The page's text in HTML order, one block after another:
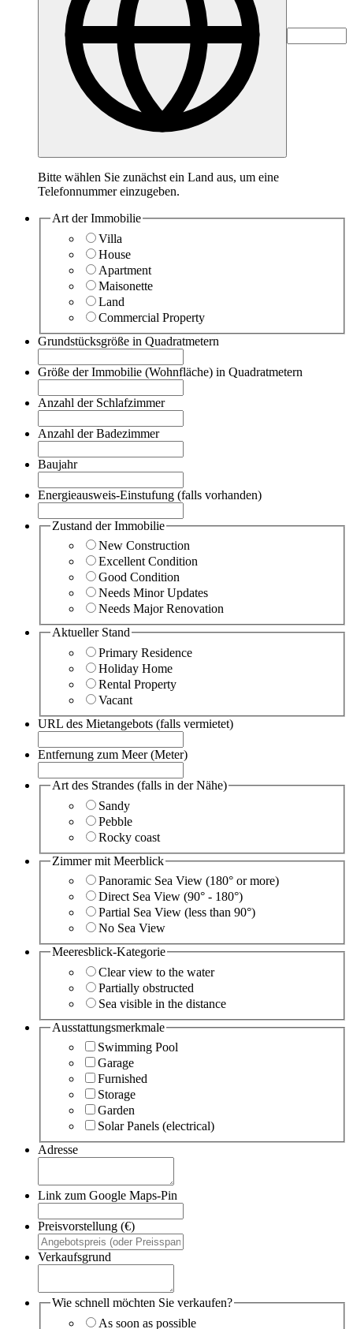
Bitte wählen Sie zunächst ein Land aus, um eine
Telefonnummer einzugeben.
Art der Immobilie
Villa
House
Apartment
Maisonette
Land
Commercial Property
Grundstücksgröße in Quadratmetern
Größe der Immobilie (Wohnfläche) in Quadratmetern
Anzahl der Schlafzimmer
Anzahl der Badezimmer
Baujahr
Energieausweis-Einstufung (falls vorhanden)
Zustand der Immobilie
New Construction
Excellent Condition
Good Condition
Needs Minor Updates
Needs Major Renovation
Aktueller Stand
Primary Residence
Holiday Home
Rental Property
Vacant
URL des Mietangebots (falls vermietet)
Entfernung zum Meer (Meter)
Art des Strandes (falls in der Nähe)
Sandy
Pebble
Rocky coast
Zimmer mit Meerblick
Panoramic Sea View (180° or more)
Direct Sea View (90° - 180°)
Partial Sea View (less than 90°)
No Sea View
Meeresblick-Kategorie
Clear view to the water
Partially obstructed
Sea visible in the distance
Ausstattungsmerkmale
Swimming Pool
Garage
Furnished
Storage
Garden
Solar Panels (electrical)
Adresse
Link zum Google Maps-Pin
Preisvorstellung (€)
Verkaufsgrund
Wie schnell möchten Sie verkaufen?
As soon as possible